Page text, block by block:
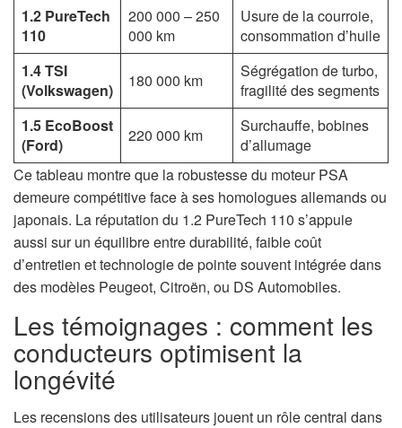
1.2 PureTech
110
200 000 – 250
000 km
Usure de la courroie,
consommation d’huile
1.4 TSI
(Volkswagen)
180 000 km
Ségrégation de turbo,
fragilité des segments
1.5 EcoBoost
(Ford)
220 000 km
Surchauffe, bobines
d’allumage
Ce tableau montre que la robustesse du moteur PSA
demeure compétitive face à ses homologues allemands ou
japonais. La réputation du 1.2 PureTech 110 s’appuie
aussi sur un équilibre entre durabilité, faible coût
d’entretien et technologie de pointe souvent intégrée dans
des modèles Peugeot, Citroën, ou DS Automobiles.
Les témoignages : comment les
conducteurs optimisent la
longévité
Les recensions des utilisateurs jouent un rôle central dans